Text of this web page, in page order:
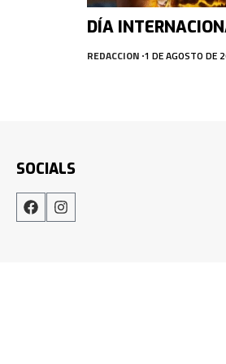
DÍA
REDACCION 1 DE AGOSTO DE
SOCIALS